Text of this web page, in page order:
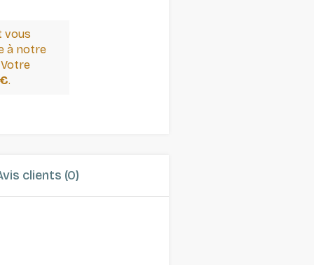
vous
à notre
.
clients (0)